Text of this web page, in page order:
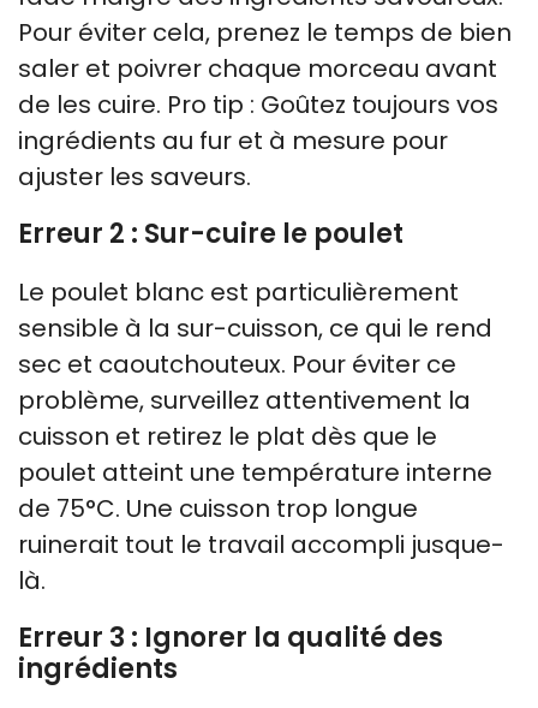
Pour éviter cela, prenez le temps de bien
saler et poivrer chaque morceau avant
de les cuire. Pro tip : Goûtez toujours vos
ingrédients au fur et à mesure pour
ajuster les saveurs.
Erreur 2 : Sur-cuire le poulet
Le poulet blanc est particulièrement
sensible à la sur-cuisson, ce qui le rend
sec et caoutchouteux. Pour éviter ce
problème, surveillez attentivement la
cuisson et retirez le plat dès que le
poulet atteint une température interne
de 75°C. Une cuisson trop longue
ruinerait tout le travail accompli jusque-
là.
Erreur 3 : Ignorer la qualité des
ingrédients